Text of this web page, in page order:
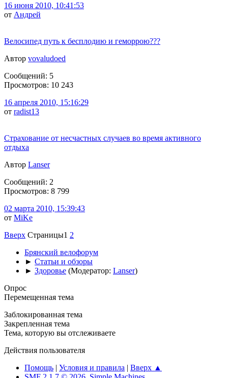
16 июня 2010, 10:41:53
от Андрей
Велосипед путь к бесплодию и геморрою???
Автор vovaludoed
Сообщений: 5
Просмотров: 10 243
16 апреля 2010, 15:16:29
от radist13
Страхование от несчастных случаев во время активного
отдыха
Автор Lanser
Сообщений: 2
Просмотров: 8 799
02 марта 2010, 15:39:43
от MiKe
Вверх Страницы1 2
Брянский велофорум
► Статьи и обзоры
► Здоровье (Модератор: Lanser)
Опрос
Перемещенная тема
Заблокированная тема
Закрепленная тема
Тема, которую вы отслеживаете
Действия пользователя
Помощь | Условия и правила | Вверх ▲